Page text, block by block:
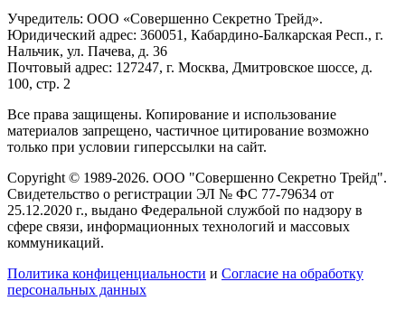
Учредитель: ООО «Совершенно Секретно Трейд».
Юридический адрес: 360051, Кабардино-Балкарская Респ., г.
Нальчик, ул. Пачева, д. 36
Почтовый адрес: 127247, г. Москва, Дмитровское шоссе, д.
100, стр. 2
Все права защищены. Копирование и использование
материалов запрещено, частичное цитирование возможно
только при условии гиперссылки на сайт.
Copyright © 1989-2026. ООО "Совершенно Секретно Трейд".
Свидетельство о регистрации ЭЛ № ФС 77-79634 от
25.12.2020 г., выдано Федеральной службой по надзору в
сфере связи, информационных технологий и массовых
коммуникаций.
Политика конфиценциальности и Согласие на обработку
персональных данных